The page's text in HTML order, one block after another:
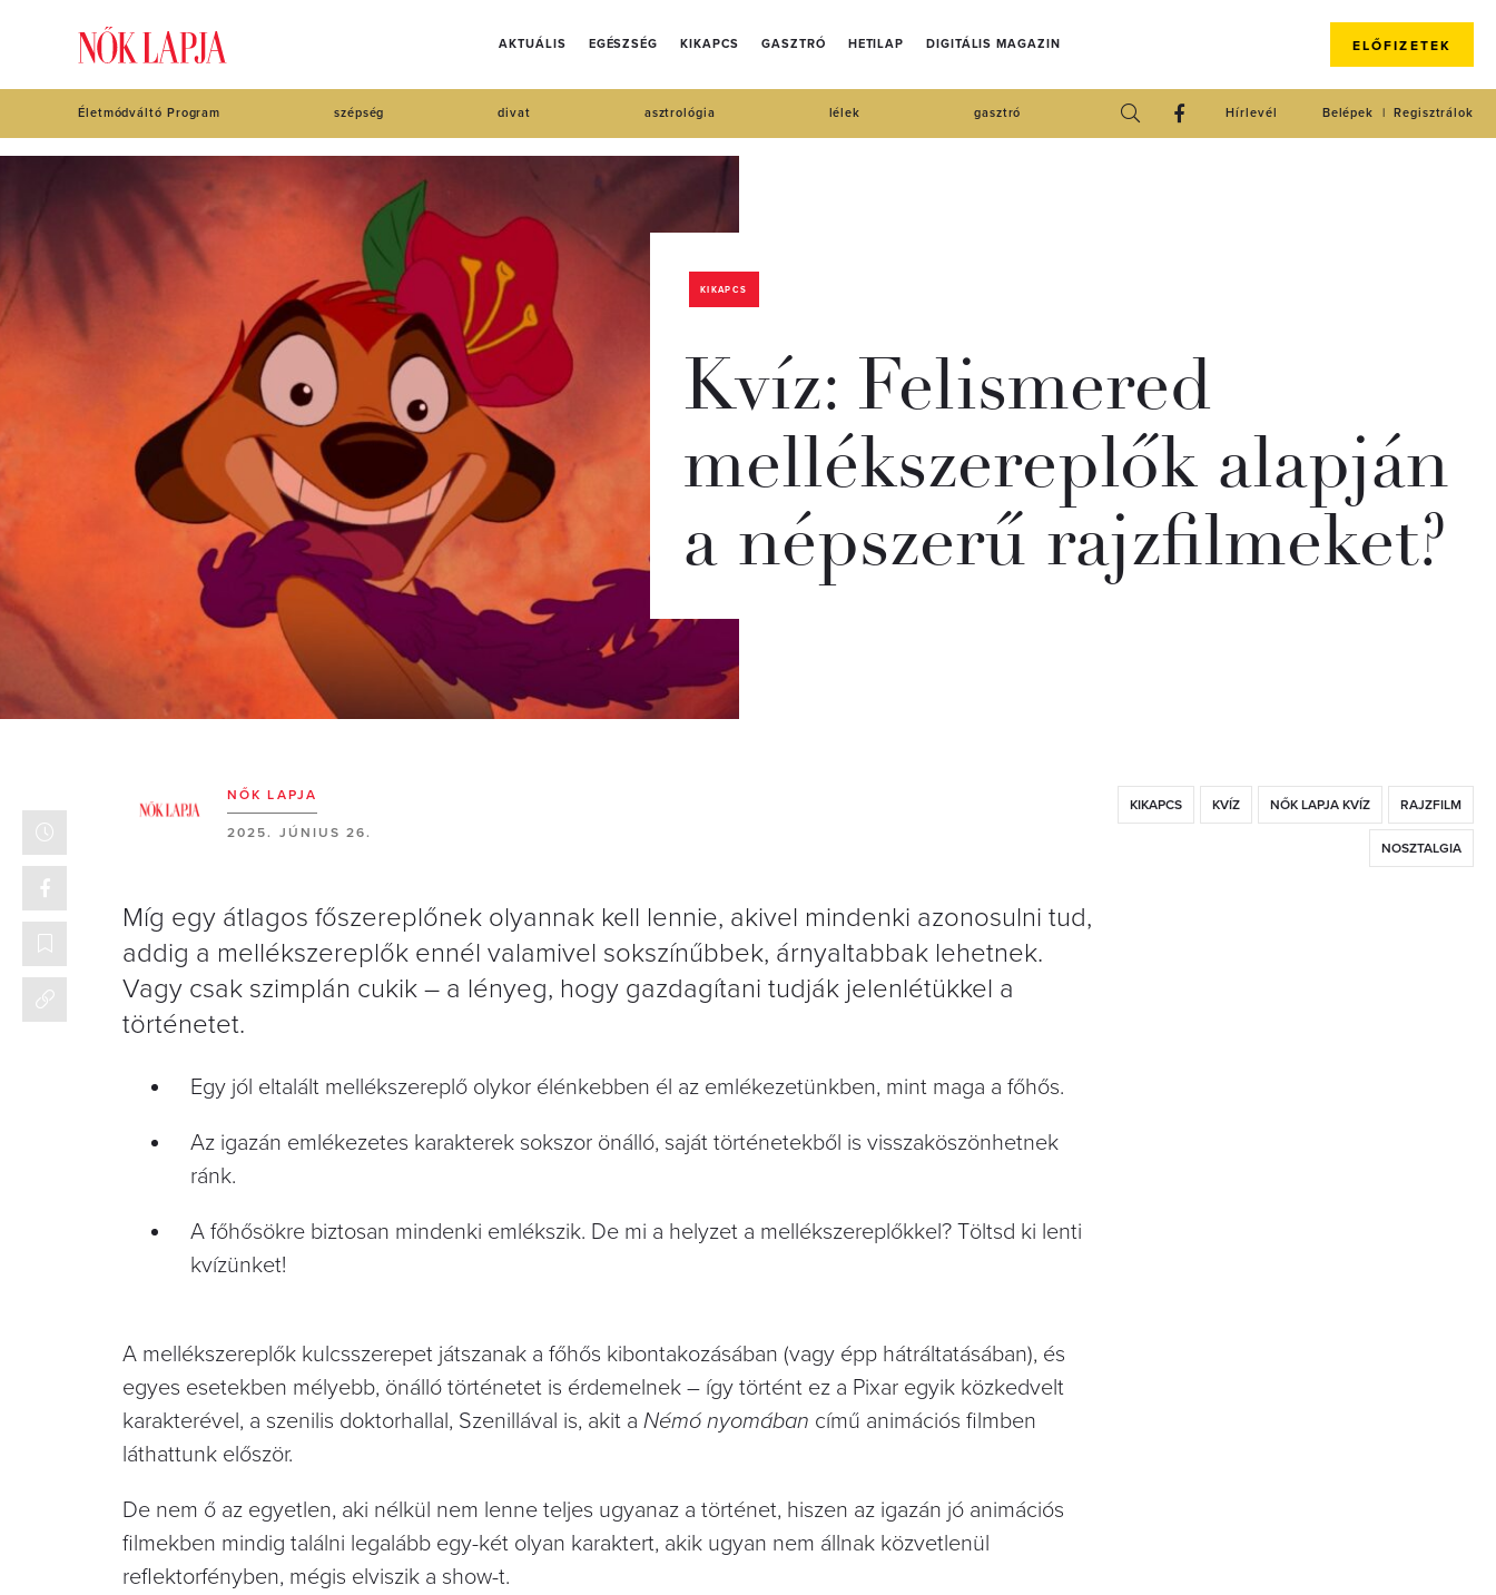
AKTUÁLIS EGÉSZSÉG KIKAPCS GASZTRÓ HETILAP DIGITÁLIS MAGAZIN ELŐFIZETEK
Életmódváltó Program szépség divat asztrológia lélek gasztró Regisztrálok
Belépek
Hírlevél
KIKAPCS
Kvíz: Felismered
mellékszereplők alapján
a népszerű rajzfilmeket?
NŐK LAPJA
2025. JÚNIUS 26.
KIKAPCS KVÍZ NŐK LAPJA KVÍZ RAJZFILM
NOSZTALGIA
Míg egy átlagos főszereplőnek olyannak kell lennie, akivel mindenki azonosulni tud,
addig a mellékszereplők ennél valamivel sokszínűbbek, árnyaltabbak lehetnek.
Vagy csak szimplán cukik – a lényeg, hogy gazdagítani tudják jelenlétükkel a
történetet.
Egy jól eltalált mellékszereplő olykor élénkebben él az emlékezetünkben, mint maga a főhős.
Az igazán emlékezetes karakterek sokszor önálló, saját történetekből is visszaköszönhetnek
ránk.
A főhősökre biztosan mindenki emlékszik. De mi a helyzet a mellékszereplőkkel? Töltsd ki lenti
kvízünket!
A mellékszereplők kulcsszerepet játszanak a főhős kibontakozásában (vagy épp hátráltatásában), és
egyes esetekben mélyebb, önálló történetet is érdemelnek – így történt ez a Pixar egyik közkedvelt
karakterével, a szenilis doktorhallal, Szenillával is, akit a Némó nyomában című animációs filmben
láthattunk először.
De nem ő az egyetlen, aki nélkül nem lenne teljes ugyanaz a történet, hiszen az igazán jó animációs
filmekben mindig találni legalább egy-két olyan karaktert, akik ugyan nem állnak közvetlenül
reflektorfényben, mégis elviszik a show-t.